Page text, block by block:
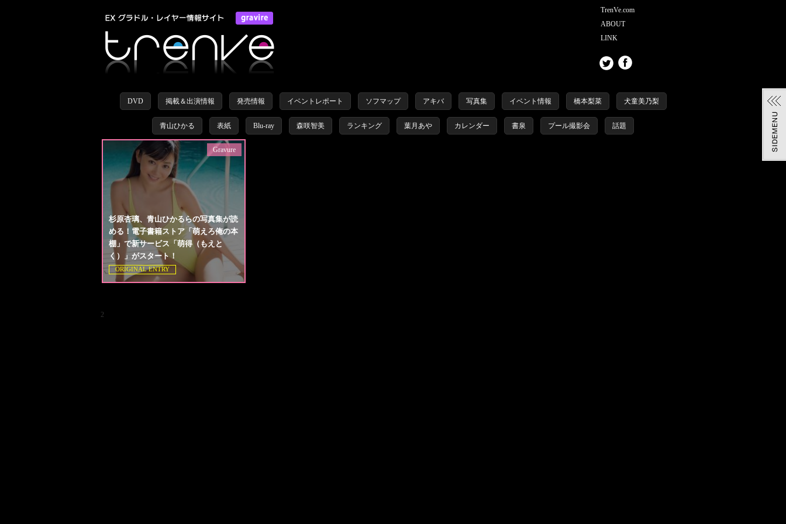
TrenVe.com
ABOUT
LINK
DVD 掲載＆出演情報 発売情報 イベントレポート ソフマップ アキバ 写真集 イベント情報 橋本梨菜 犬童美乃梨
青山ひかる 表紙 Blu-ray 森咲智美 ランキング 葉月あや カレンダー 書泉 プール撮影会 話題
杉原杏璃、青山ひかるらの写真集が読
める！電子書籍ストア「萌えろ俺の本
棚」で新サービス「萌得（もえと
く）」がスタート！
ORIGINAL ENTRY
Gravure
2